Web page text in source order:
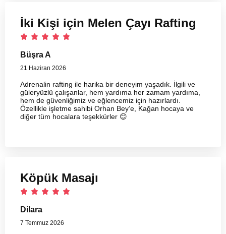
İki Kişi için Melen Çayı Rafting
Büşra A
21 Haziran 2026
Adrenalin rafting ile harika bir deneyim yaşadık. İlgili ve
güleryüzlü çalışanlar, hem yardıma her zamam yardıma,
hem de güvenliğimiz ve eğlencemiz için hazırlardı.
Özellikle işletme sahibi Orhan Bey’e, Kağan hocaya ve
diğer tüm hocalara teşekkürler 😊
Köpük Masajı
Dilara
7 Temmuz 2026